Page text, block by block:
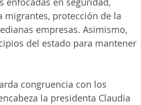
migrantes, protección de la
empresas. Asimismo,
del estado para mantener
congruencia con los
la presidenta Claudia